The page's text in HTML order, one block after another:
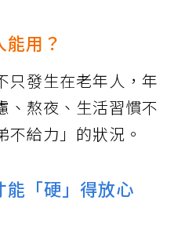
用？
只發生在老年人，年
、熬夜、生活習慣不
不給力」的狀況。
能「硬」得放心